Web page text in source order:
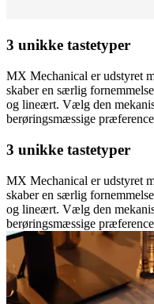
3 unikke tastetyper
MX Mechanical er udstyret
skaber en særlig
og lineært. Vælg den
berøringsmæssige
3 unikke tastetyper
MX Mechanical er udstyret
skaber en særlig
og lineært. Vælg den
berøringsmæssige